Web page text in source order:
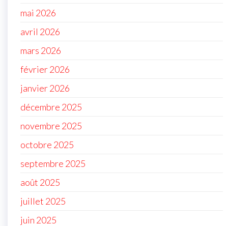
mai 2026
avril 2026
mars 2026
février 2026
janvier 2026
décembre 2025
novembre 2025
octobre 2025
septembre 2025
août 2025
juillet 2025
juin 2025